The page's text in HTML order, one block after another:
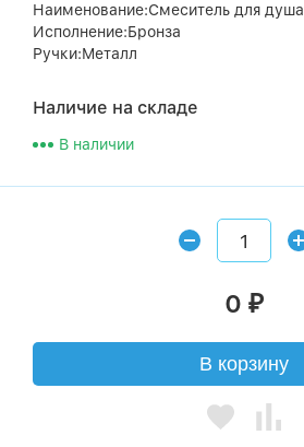
Наименование:Смеситель для душа
Исполнение:Бронза
Ручки:Металл
Наличие на складе
В наличии
0 ₽
В корзину